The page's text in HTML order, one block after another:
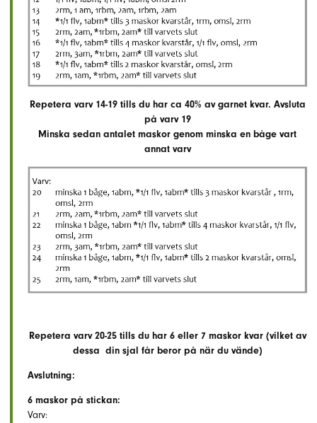
Repetera varv 14-19 tills du har ca 40% av garnet kvar. Avsluta
på varv 19
Minska sedan antalet maskor genom minska en båge vart
annat varv
Repetera varv 20-25 tills du har 6 eller 7 maskor kvar (vilket av
dessa din sjal får beror på när du vände)
Avslutning:
6 maskor på stickan:
Varv: